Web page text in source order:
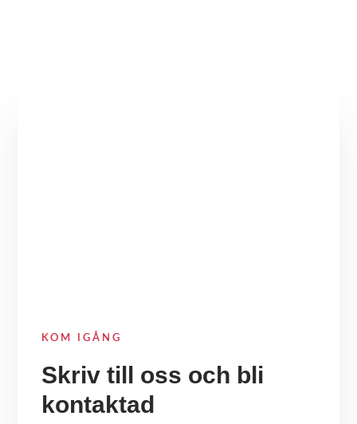
KOM IGÅNG
Skriv till oss och bli
kontaktad